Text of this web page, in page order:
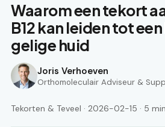
Waarom een tekort
B12 kan leiden tot
gelige huid
Joris Verhoeven
Orthomoleculair Adviseur &
Tekorten & Teveel · 2026-02-15 · 5